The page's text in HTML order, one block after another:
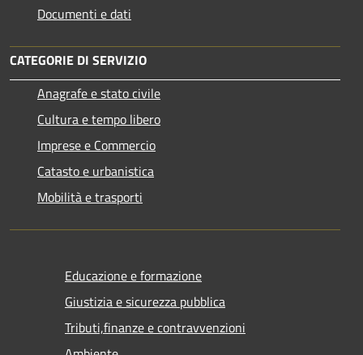
Documenti e dati
CATEGORIE DI SERVIZIO
Anagrafe e stato civile
Cultura e tempo libero
Imprese e Commercio
Catasto e urbanistica
Mobilità e trasporti
Educazione e formazione
Giustizia e sicurezza pubblica
Tributi,finanze e contravvenzioni